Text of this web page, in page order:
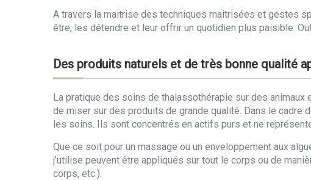
A travers la maitrise des techniques maitrisées et gestes
être, les détendre et leur offrir un quotidien plus paisible.
Des produits naturels et de très bonne qualité
La pratique des soins de thalassothérapie sur des
de miser sur des produits de grande qualité. Dans le cadre
les soins. Ils sont concentrés en actifs purs et ne
Que ce soit pour un massage ou un enveloppement aux
j’utilise peuvent être appliqués sur tout le corps ou de
corps, etc.).